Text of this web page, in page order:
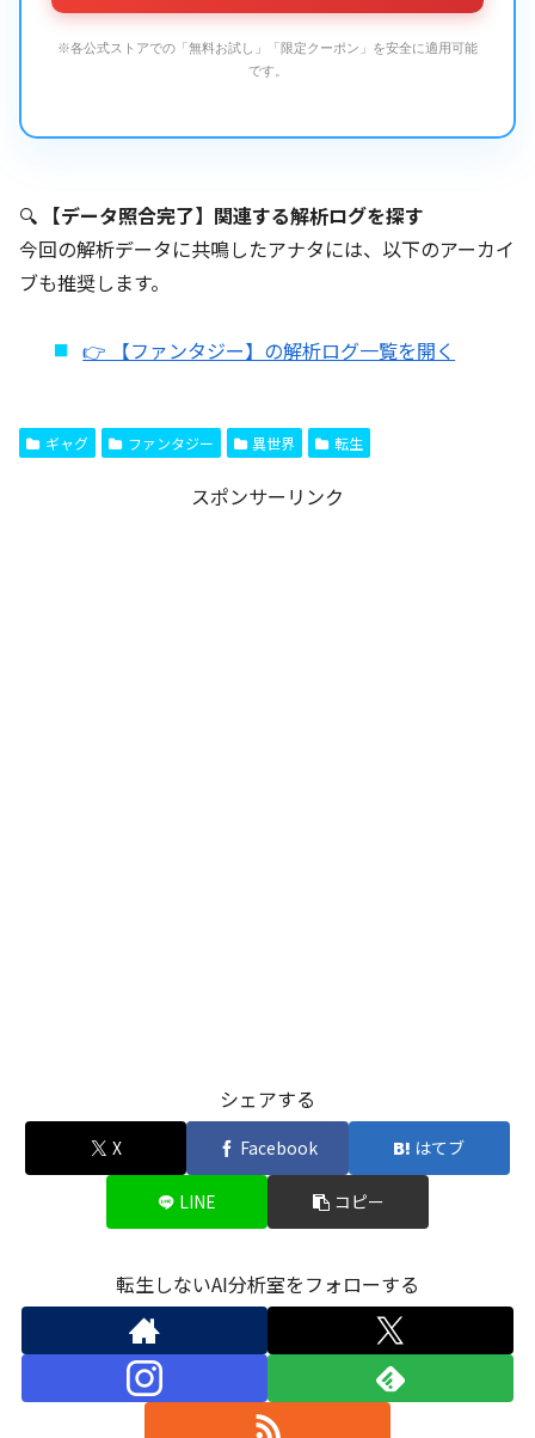
※各公式ストアでの「無料お試し」「限定クーポン」を安全に適用可能
です。
🔍 【データ照合完了】関連する解析ログを探す
今回の解析データに共鳴したアナタには、以下のアーカイ
ブも推奨します。
👉 【ファンタジー】の解析ログ一覧を開く
ギャグ ファンタジー 異世界 転生
スポンサーリンク
シェアする
X Facebook はてブ
LINE コピー
転生しないAI分析室をフォローする